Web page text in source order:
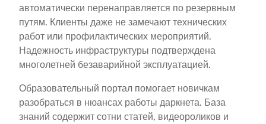
автоматически перенаправляется по резервным
путям. Клиенты даже не замечают технических
работ или профилактических мероприятий.
Надежность инфраструктуры подтверждена
многолетней безаварийной эксплуатацией.
Образовательный портал помогает новичкам
разобраться в нюансах работы даркнета. База
знаний содержит сотни статей, видеороликов и